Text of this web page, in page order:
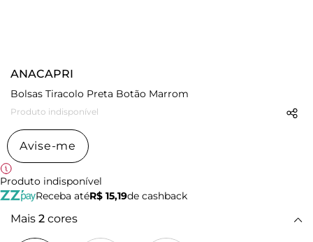
ANACAPRI
Bolsas Tiracolo Preta Botão Marrom
Produto indisponível
Avise-me
Produto indisponível
Receba atéR$ 15,19de cashback
Mais 2 cores